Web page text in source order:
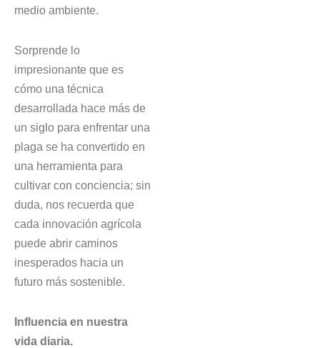
medio ambiente.
Sorprende lo
impresionante que es
cómo una técnica
desarrollada hace más de
un siglo para enfrentar una
plaga se ha convertido en
una herramienta para
cultivar con conciencia; sin
duda, nos recuerda que
cada innovación agrícola
puede abrir caminos
inesperados hacia un
futuro más sostenible.
Influencia en nuestra
vida diaria.